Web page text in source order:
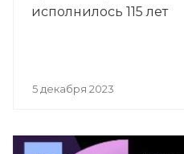
исполнилось 115 лет
5 декабря 2023